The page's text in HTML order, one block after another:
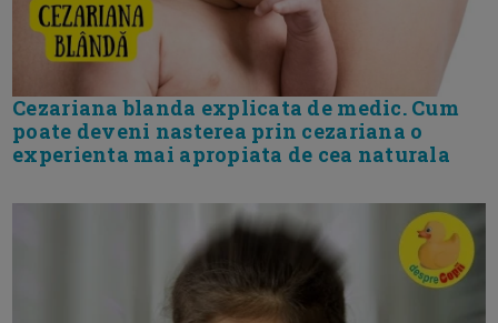
Cezariana blanda explicata de medic. Cum
poate deveni nasterea prin cezariana o
experienta mai apropiata de cea naturala